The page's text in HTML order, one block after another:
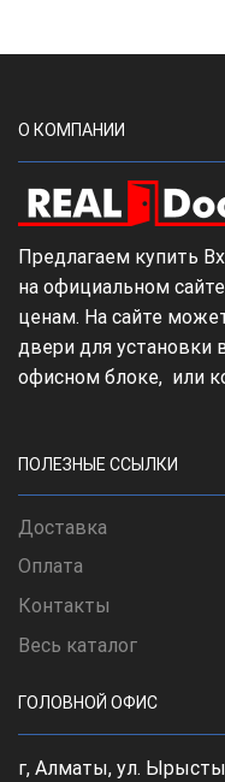
О КОМПАНИИ
Предлагаем купить
на официальном
ценам. На сайте
двери для установки
офисном блоке, или
ПОЛЕЗНЫЕ ССЫЛКИ
Доставка
Оплата
Контакты
Весь каталог
ГОЛОВНОЙ ОФИС
г, Алматы, ул.